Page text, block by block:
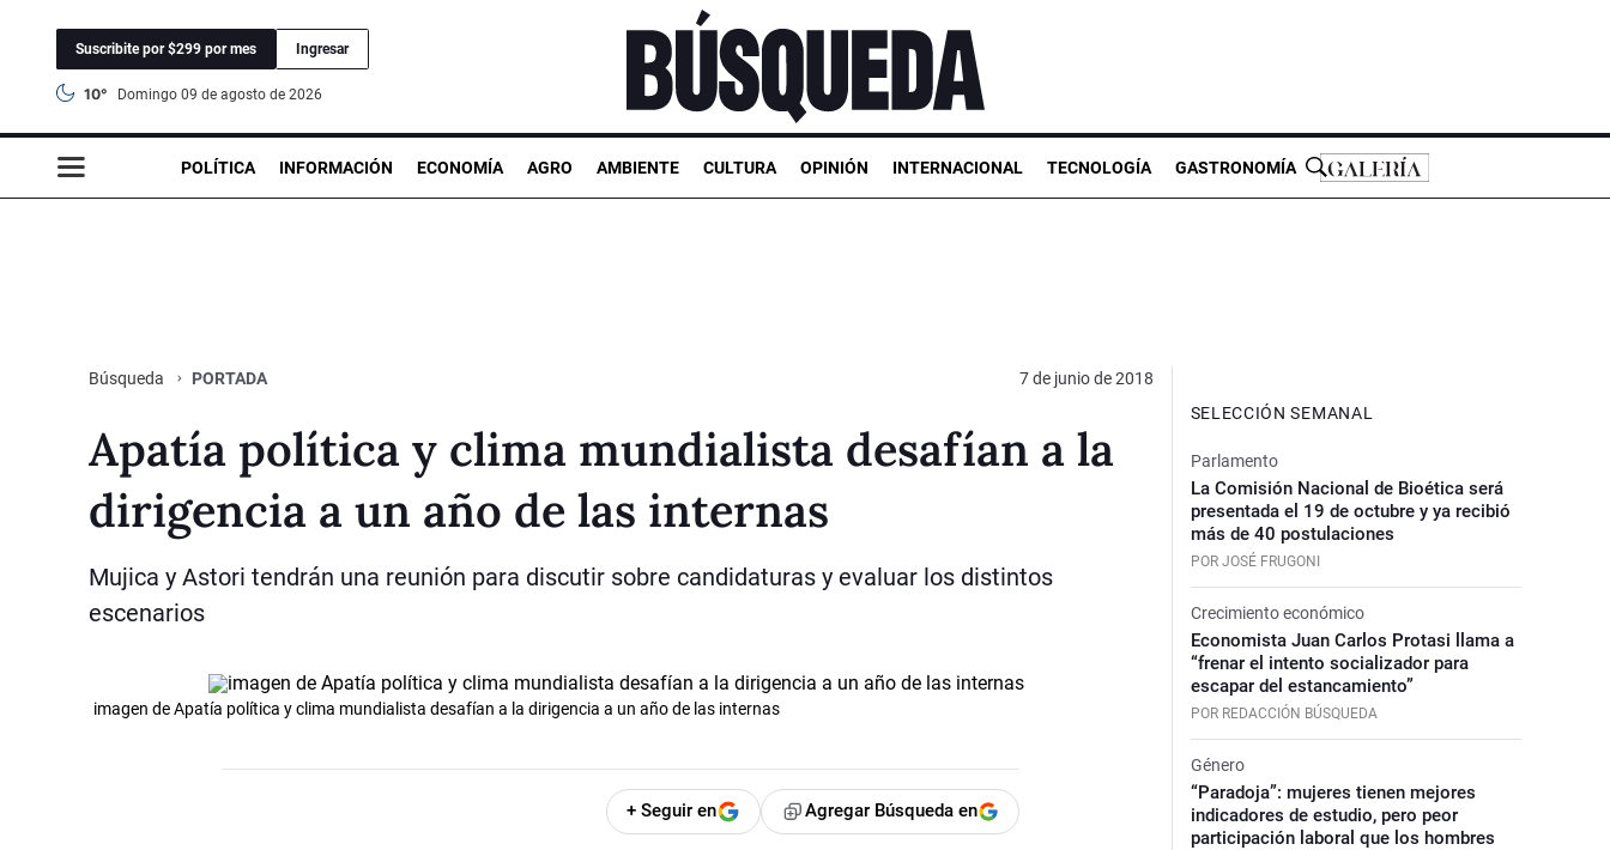
Suscribite por $299 por mes Ingresar
10° domingo 09 de agosto de 2026
POLÍTICA INFORMACIÓN ECONOMÍA AGRO AMBIENTE CULTURA OPINIÓN INTERNACIONAL TECNOLOGÍA GASTRONOMÍA
Búsqueda PORTADA 7 de junio de 2018
Apatía política y clima mundialista desafían a la
dirigencia a un año de las internas
Mujica y Astori tendrán una reunión para discutir sobre candidaturas y evaluar los distintos
escenarios
imagen de Apatía política y clima mundialista desafían a la dirigencia a un año de las internas
+ Seguir en Agregar Búsqueda en
SELECCIÓN SEMANAL
Parlamento
La Comisión Nacional de Bioética será
presentada el 19 de octubre y ya recibió
más de 40 postulaciones
POR JOSÉ FRUGONI
Crecimiento económico
Economista Juan Carlos Protasi llama a
“frenar el intento socializador para
escapar del estancamiento”
POR REDACCIÓN BÚSQUEDA
Género
“Paradoja”: mujeres tienen mejores
indicadores de estudio, pero peor
participación laboral que los hombres